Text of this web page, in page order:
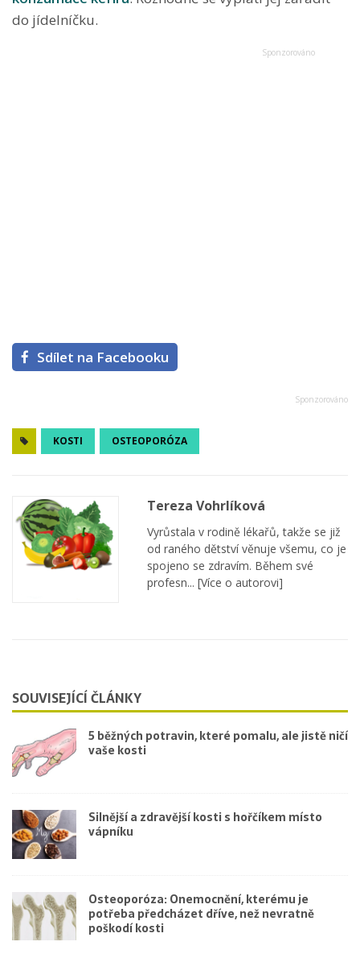
do jídelníčku.
Sdílet na Facebooku
KOSTI OSTEOPORÓZA
Tereza Vohrlíková
Vyrůstala v rodině lékařů, takže se již
od raného dětství věnuje všemu, co je
spojeno se zdravím. Během své
profesn... [Více o autorovi]
SOUVISEJÍCÍ ČLÁNKY
5 běžných potravin, které pomalu, ale jistě ničí
vaše kosti
Silnější a zdravější kosti s hořčíkem místo
vápníku
Osteoporóza: Onemocnění, kterému je
potřeba předcházet dříve, než nevratně
poškodí kosti